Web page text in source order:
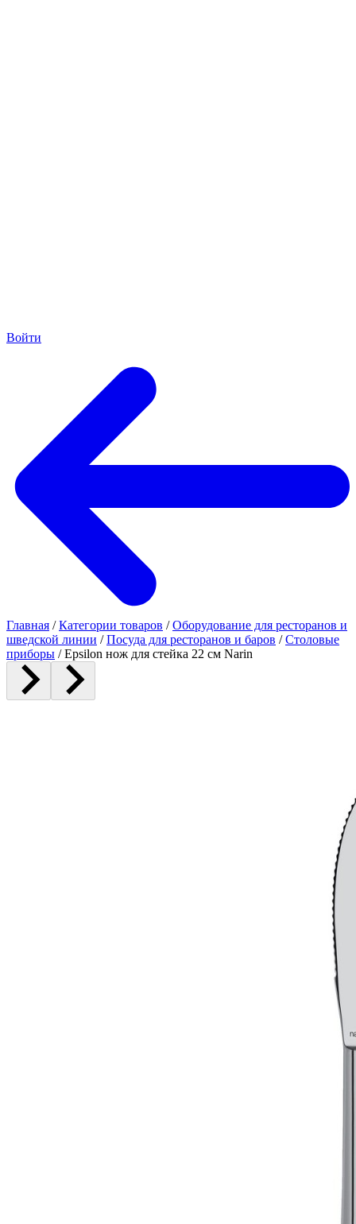
Войти
Главная / Категории товаров / Оборудование для ресторанов и
шведской линии / Посуда для ресторанов и баров / Столовые
приборы / Epsilon нож для стейка 22 см Narin